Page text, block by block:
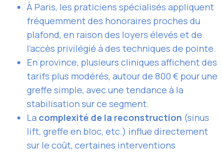
À Paris, les praticiens spécialisés appliquent
fréquemment des honoraires proches du
plafond, en raison des loyers élevés et de
l’accès privilégié à des techniques de pointe.
En province, plusieurs cliniques affichent des
tarifs plus modérés, autour de 800 € pour une
greffe simple, avec une tendance à la
stabilisation sur ce segment.
La complexité de la reconstruction (sinus
lift, greffe en bloc, etc.) influe directement
sur le coût, certaines interventions